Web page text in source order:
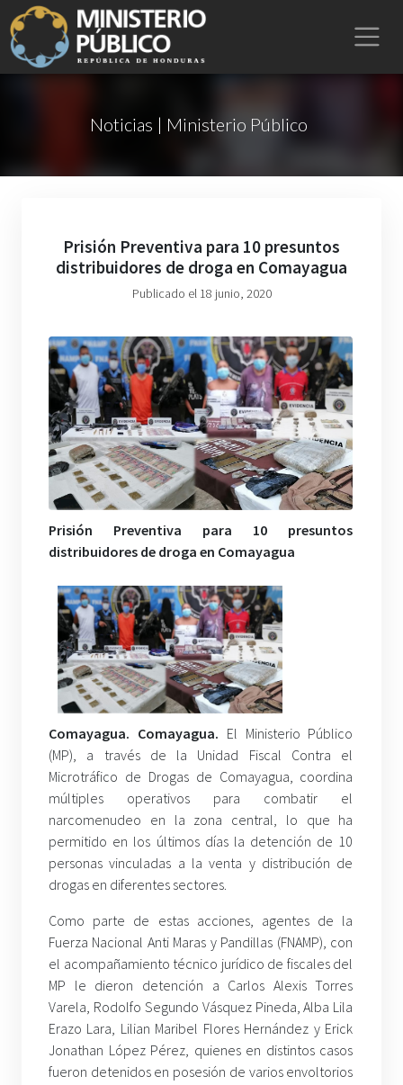
Noticias | Ministerio Público
Prisión Preventiva para 10 presuntos
distribuidores de droga en Comayagua
Publicado el 18 junio, 2020
Prisión Preventiva para 10 presuntos
distribuidores de droga en Comayagua
Comayagua. Comayagua. El Ministerio Público
(MP), a través de la Unidad Fiscal Contra el
Microtráfico de Drogas de Comayagua, coordina
múltiples operativos para combatir el
narcomenudeo en la zona central, lo que ha
permitido en los últimos días la detención de 10
personas vinculadas a la venta y distribución de
drogas en diferentes sectores.
Como parte de estas acciones, agentes de la
Fuerza Nacional Anti Maras y Pandillas (FNAMP), con
el acompañamiento técnico jurídico de fiscales del
MP le dieron detención a Carlos Alexis Torres
Varela, Rodolfo Segundo Vásquez Pineda, Alba Lila
Erazo Lara, Lilian Maribel Flores Hernández y Erick
Jonathan López Pérez, quienes en distintos casos
fueron detenidos en posesión de varios envoltorios